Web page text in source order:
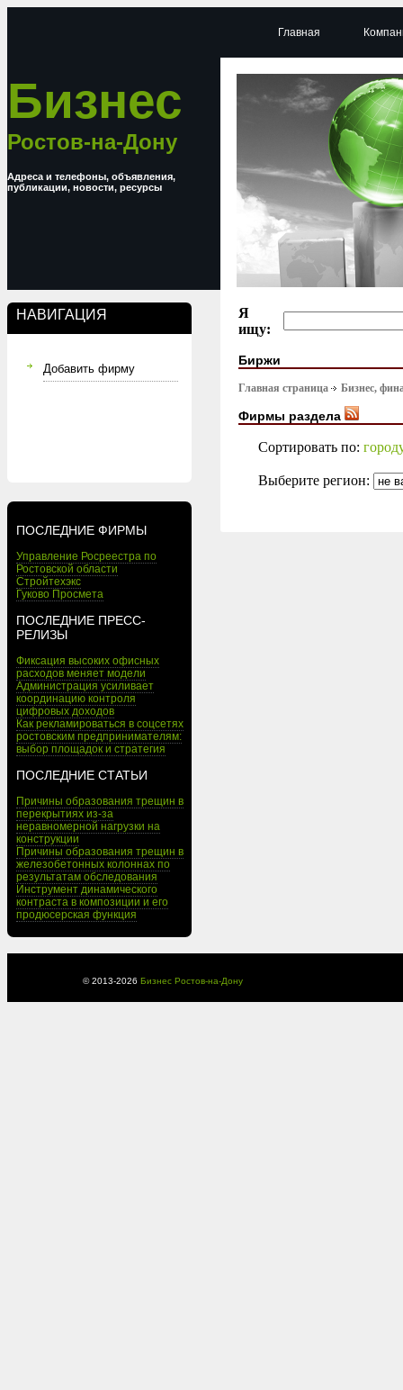
Бизнес
Ростов-на-Дону
Адреса и телефоны, объявления,
публикации, новости, ресурсы
НАВИГАЦИЯ
Добавить фирму
ПОСЛЕДНИЕ ФИРМЫ
Управление Росреестра по
Ростовской области
Стройтехэкс
Гуково Просмета
ПОСЛЕДНИЕ ПРЕСС-
РЕЛИЗЫ
Фиксация высоких офисных
расходов меняет модели
Администрация усиливает
координацию контроля
цифровых доходов
Как рекламироваться в соцсетях
ростовским предпринимателям:
выбор площадок и стратегия
ПОСЛЕДНИЕ СТАТЬИ
Причины образования трещин в
перекрытиях из-за
неравномерной нагрузки на
конструкции
Причины образования трещин в
железобетонных колоннах по
результатам обследования
Инструмент динамического
контраста в композиции и его
продюсерская функция
Главная
Я
ищу:
Биржи
Главная страница Бизнес,
Фирмы раздела
Сортировать по:
Выберите регион:
© 2013-2026 Бизнес Ростов-на-Дону